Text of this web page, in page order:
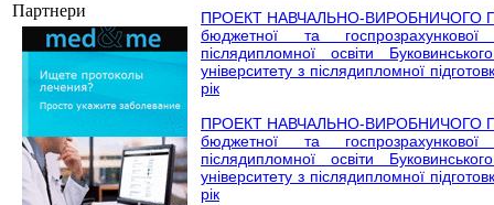
Партнери
ПРОЕКТ НАВЧАЛЬНО-ВИРОБНИЧОГО
бюджетної та госпрозрахункової
післядипломної освіти
університету з післядипломної
рік
ПРОЕКТ НАВЧАЛЬНО-ВИРОБНИЧОГО
бюджетної та госпрозрахункової
післядипломної освіти
університету з післядипломної
рік